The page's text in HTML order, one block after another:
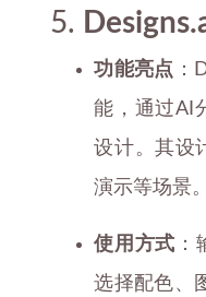
5.
功能亮点 ：
能，通过AI
设计。其设
演示等场景。
使用方式
选择配色、